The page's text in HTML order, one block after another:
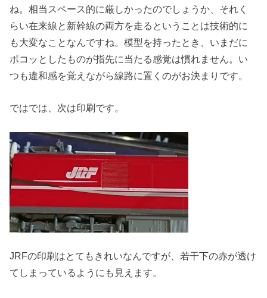
ね。相当スペース的に厳しかったのでしょうか、それく
らい在来線と新幹線の両方を走るということは技術的に
も大変なことなんですね。模型を持ったとき、いまだに
ポコッとしたものが指先に当たる感覚は慣れません。い
つも違和感を覚えながら線路に置くのがお決まりです。
ではでは、次は印刷です。
JRFの印刷はとてもきれいなんですが、若干下の赤が透け
てしまっているようにも見えます。